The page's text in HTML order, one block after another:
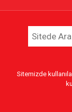
Sitemizde